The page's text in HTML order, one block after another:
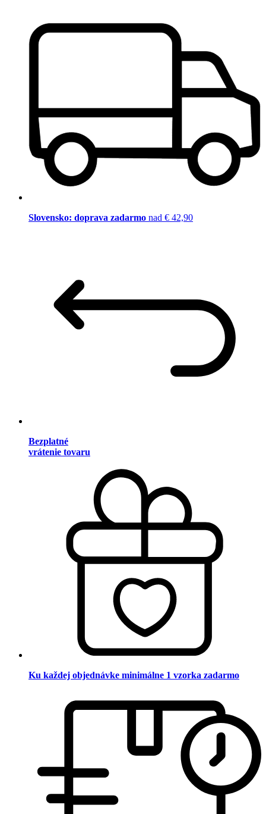
Slovensko: doprava zadarmo nad € 42,90
Bezplatné
vrátenie tovaru
Ku každej objednávke minimálne 1 vzorka zadarmo